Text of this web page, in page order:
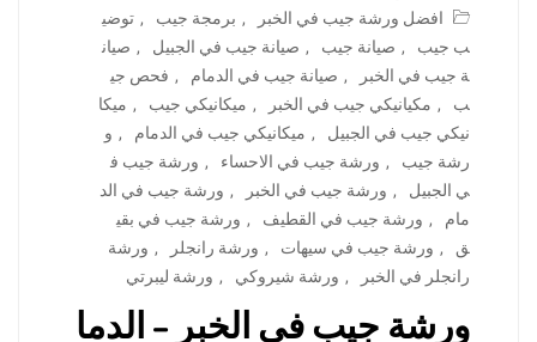
افضل ورشة جيب في الخبر
, برمجة جيب , توضي
ب جيب
, صيانة جيب , صيانة جيب في الجبيل , صيان
ة جيب في الخبر
, صيانة جيب في الدمام , فحص جي
ب
, مكيانيكي جيب في الخبر , ميكانيكي جيب , ميكا
نيكي جيب في الجبيل
, ميكانيكي جيب في الدمام , و
رشة جيب
, ورشة جيب في الاحساء , ورشة جيب ف
ي الجبيل
, ورشة جيب في الخبر , ورشة جيب في الد
مام
, ورشة جيب في القطيف , ورشة جيب في بقي
ق
, ورشة جيب في سيهات , ورشة رانجلر , ورشة
رانجلر في الخبر
, ورشة شيروكي , ورشة ليبرتي
ورشة جيب في الخبر – الدما